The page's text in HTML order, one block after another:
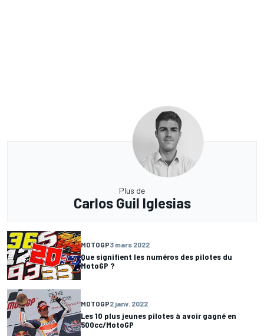
Plus de
Carlos Guil Iglesias
MOTOGP3 mars 2022
Que signifient les numéros des pilotes du
MotoGP ?
MOTOGP2 janv. 2022
Les 10 plus jeunes pilotes à avoir gagné en
500cc/MotoGP